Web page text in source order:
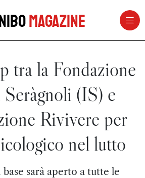
Magazine
tra la Fondazione
Seràgnoli (IS) e
Rivivere per
nel lutto
sarà aperto a tutte le